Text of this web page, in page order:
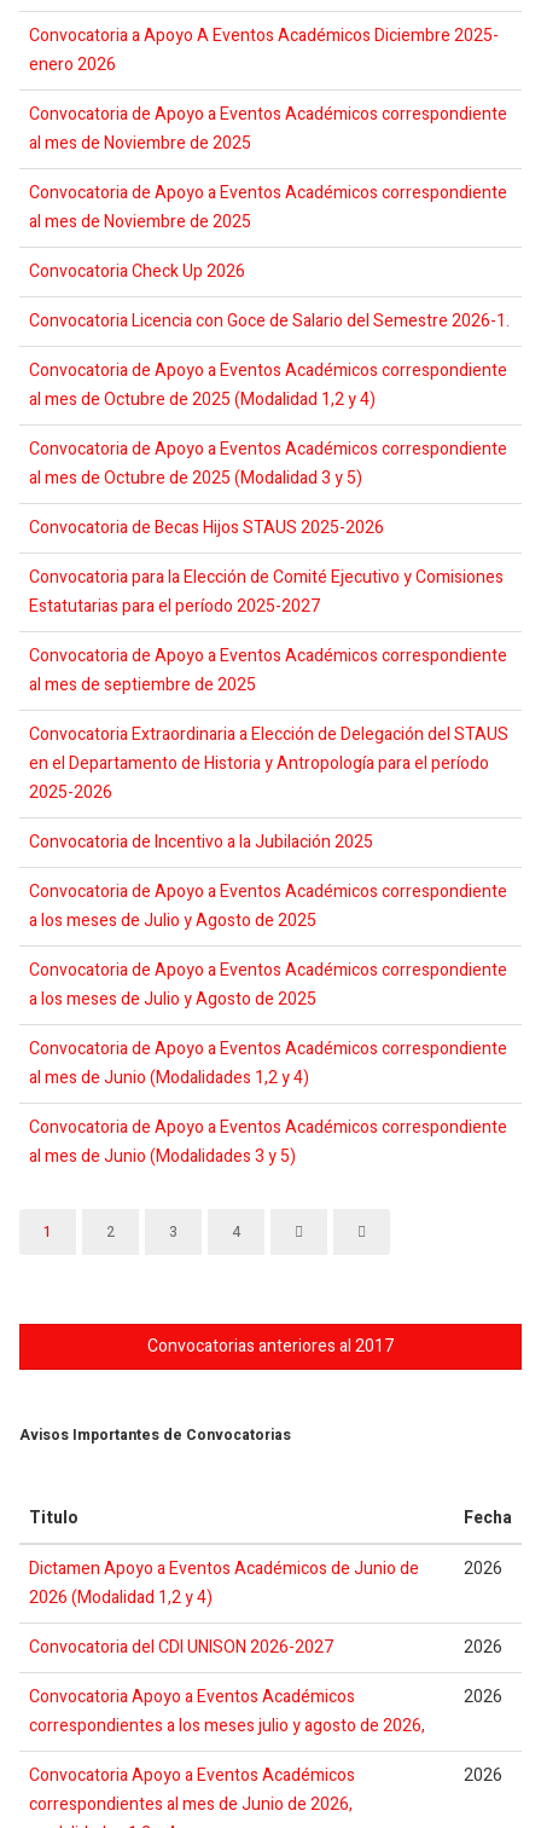
Convocatoria a Apoyo A Eventos Académicos Diciembre 2025-
enero 2026
Convocatoria de Apoyo a Eventos Académicos correspondiente
al mes de Noviembre de 2025
Convocatoria de Apoyo a Eventos Académicos correspondiente
al mes de Noviembre de 2025
Convocatoria Check Up 2026
Convocatoria Licencia con Goce de Salario del Semestre 2026-1.
Convocatoria de Apoyo a Eventos Académicos correspondiente
al mes de Octubre de 2025 (Modalidad 1,2 y 4)
Convocatoria de Apoyo a Eventos Académicos correspondiente
al mes de Octubre de 2025 (Modalidad 3 y 5)
Convocatoria de Becas Hijos STAUS 2025-2026
Convocatoria para la Elección de Comité Ejecutivo y Comisiones
Estatutarias para el período 2025-2027
Convocatoria de Apoyo a Eventos Académicos correspondiente
al mes de septiembre de 2025
Convocatoria Extraordinaria a Elección de Delegación del STAUS
en el Departamento de Historia y Antropología para el período
2025-2026
Convocatoria de Incentivo a la Jubilación 2025
Convocatoria de Apoyo a Eventos Académicos correspondiente
a los meses de Julio y Agosto de 2025
Convocatoria de Apoyo a Eventos Académicos correspondiente
a los meses de Julio y Agosto de 2025
Convocatoria de Apoyo a Eventos Académicos correspondiente
al mes de Junio (Modalidades 1,2 y 4)
Convocatoria de Apoyo a Eventos Académicos correspondiente
al mes de Junio (Modalidades 3 y 5)
1 2 3 4
Convocatorias anteriores al 2017
Avisos Importantes de Convocatorias
Titulo
Fecha
Dictamen Apoyo a Eventos Académicos de Junio de
2026 (Modalidad 1,2 y 4)
2026
Convocatoria del CDI UNISON 2026-2027
2026
Convocatoria Apoyo a Eventos Académicos
correspondientes a los meses julio y agosto de 2026,
2026
Convocatoria Apoyo a Eventos Académicos
correspondientes al mes de Junio de 2026,
2026